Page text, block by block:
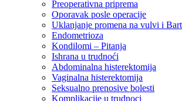
Preoperativna priprema
Oporavak posle operacije
Uklanjanje promena na vulvi i
Endometrioza
Kondilomi – Pitanja
Ishrana u trudnoći
Abdominalna histerektomija
Vaginalna histerektomija
Seksualno prenosive bolesti
Komplikacije u trudnoci